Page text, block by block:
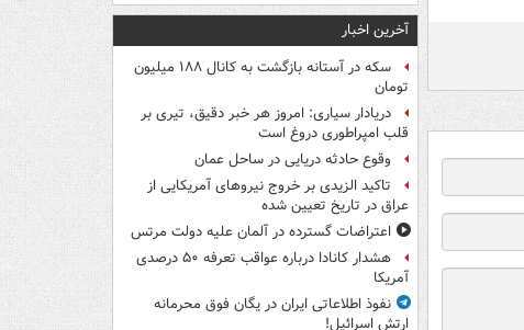
آخرین اخبار
سکه در آستانه بازگشت به کانال ۱۸۸ میلیون
تومان
دریادار سیاری: امروز هر خبر دقیق، تیری بر
قلب امپراطوری دروغ است
وقوع حادثه دریایی در ساحل عمان
تاکید الزیدی بر خروج نیروهای آمریکایی از
عراق در تاریخ تعیین شده
اعتراضات گسترده در آلمان علیه دولت مرتس
هشدار کانادا درباره عواقب تعرفه ۵۰ درصدی
آمریکا
نفوذ اطلاعاتی ایران در یگان فوق محرمانه
ارتش اسرائیل!